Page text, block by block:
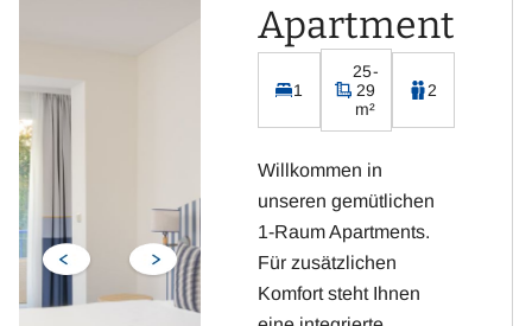
Apartment
1
25-
29
m²
2
Willkommen in
unseren gemütlichen
1-Raum Apartments.
Für zusätzlichen
Komfort steht Ihnen